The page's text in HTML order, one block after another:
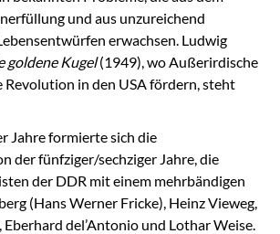
und aus unzureichend
erwachsen. Ludwig
goldene Kugel(1949), wo Außerirdische
Revolution in den USA fördern, steht
Jahre formierte sich die
der fünfziger/sechziger Jahre, die
der DDR mit einem mehrbändigen
(Hans Werner Fricke), Heinz Vieweg,
del’Antonio und Lothar Weise.